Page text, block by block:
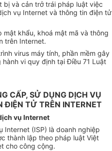
bị và cản trở trái pháp luật việc
vụ Internet và thông tin điện tử
khẩu, khoá mật mã và thông
trên Internet.
virus máy tính, phần mềm gây
vi quy định tại Điều 71 Luật
CẤP, SỬ DỤNG DỊCH VỤ
ĐIỆN TỬ TRÊN INTERNET
vụ Internet
Internet (ISP) là doanh nghiệp
thành lập theo pháp luật Việt
cho công cộng.